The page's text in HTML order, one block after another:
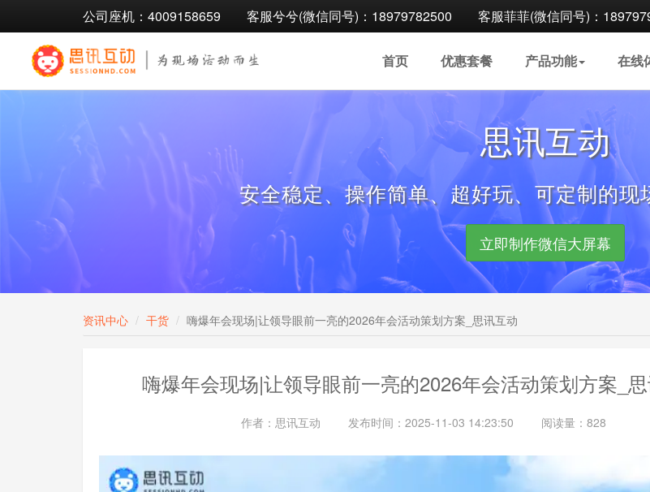
公司座机：4009158659 客服兮兮(微信同号)：18979782500 客服菲菲(微信同号)：
首页 优惠套餐 产品功能 在线
思讯互动
安全稳定、操作简单、超好玩、可定制的
立即制作微信大屏幕
资讯中心 干货 嗨爆年会现场|让领导眼前一亮的2026年会活动策划方案_思讯互动
嗨爆年会现场|让领导眼前一亮的2026年会活动策划方案_
作者： 思讯互动 发布时间： 2025-11-03 14:23:50 阅读量 ：828